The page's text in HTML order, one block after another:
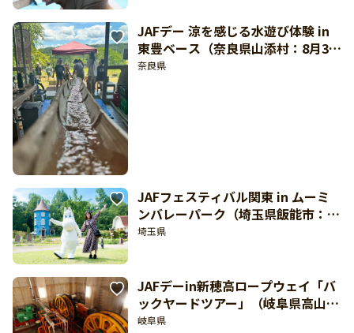
JAFデー 涼を感じる水遊び体験 in
東豊ベース（奈良県山添村：8月30
日開催）
奈良県
JAFフェスティバル関東 in ムーミ
ンバレーパーク（埼玉県飯能市：10
月3日開催）
埼玉県
JAFデーin新穂高ロープウェイ「バ
ックヤードツアー」（岐阜県高山
市：8月22日開催）【東海北陸 どき
岐阜県